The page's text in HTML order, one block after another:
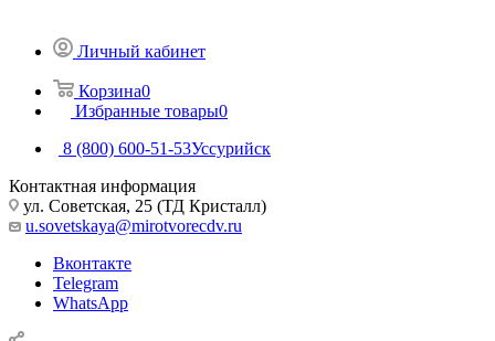
Личный кабинет
Корзина0
Избранные товары0
8 (800) 600-51-53Уссурийск
Контактная информация
ул. Советская, 25 (ТД Кристалл)
u.sovetskaya@mirotvorecdv.ru
Вконтакте
Telegram
WhatsApp